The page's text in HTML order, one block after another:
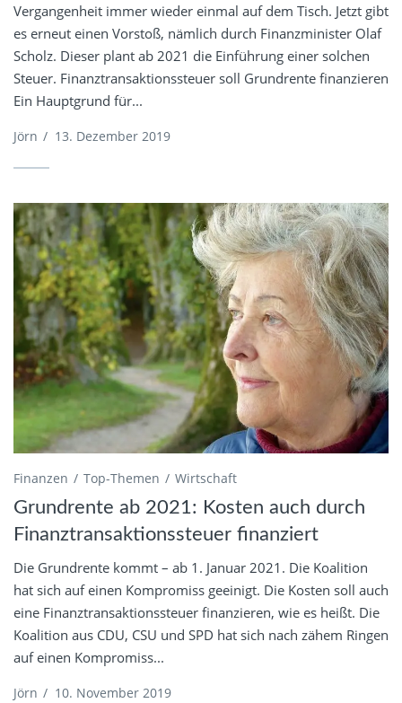
Vergangenheit immer wieder einmal auf dem Tisch. Jetzt gibt
es erneut einen Vorstoß, nämlich durch Finanzminister Olaf
Scholz. Dieser plant ab 2021 die Einführung einer solchen
Steuer. Finanztransaktionssteuer soll Grundrente finanzieren
Ein Hauptgrund für...
Jörn / 13. Dezember 2019
Finanzen Top-Themen Wirtschaft
Grundrente ab 2021: Kosten auch durch
Finanztransaktionssteuer finanziert
Die Grundrente kommt – ab 1. Januar 2021. Die Koalition
hat sich auf einen Kompromiss geeinigt. Die Kosten soll auch
eine Finanztransaktionssteuer finanzieren, wie es heißt. Die
Koalition aus CDU, CSU und SPD hat sich nach zähem Ringen
auf einen Kompromiss...
Jörn / 10. November 2019